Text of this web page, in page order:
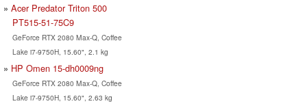
Acer Predator Triton 500
PT515-51-75C9
GeForce RTX 2080 Max-Q, Coffee
Lake i7-9750H, 15.60", 2.1 kg
HP Omen 15-dh0009ng
GeForce RTX 2080 Max-Q, Coffee
Lake i7-9750H, 15.60", 2.63 kg